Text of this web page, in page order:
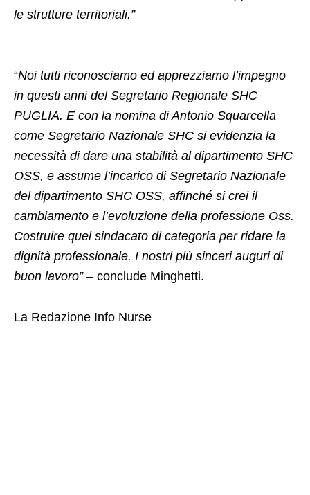
le strutture territoriali.”
“Noi tutti riconosciamo ed apprezziamo l’impegno
in questi anni del Segretario Regionale SHC
PUGLIA. E con la nomina di Antonio Squarcella
come Segretario Nazionale SHC si evidenzia la
necessità di dare una stabilità al dipartimento SHC
OSS, e assume l’incarico di Segretario Nazionale
del dipartimento SHC OSS, affinché si crei il
cambiamento e l’evoluzione della professione Oss.
Costruire quel sindacato di categoria per ridare la
dignità professionale. I nostri più sinceri auguri di
buon lavoro” – conclude Minghetti.
La Redazione Info Nurse